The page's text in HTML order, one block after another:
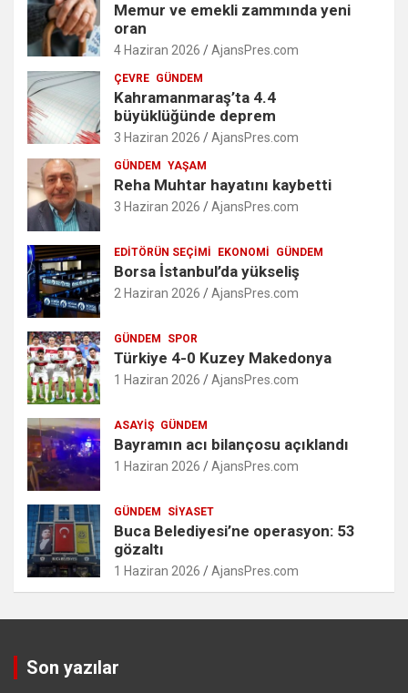
Memur ve emekli zammında yeni
oran
4 Haziran 2026 AjansPres.com
ÇEVRE GÜNDEM
Kahramanmaraş’ta 4.4
büyüklüğünde deprem
3 Haziran 2026 AjansPres.com
GÜNDEM YAŞAM
Reha Muhtar hayatını kaybetti
3 Haziran 2026 AjansPres.com
EDITÖRÜN SEÇIMI EKONOMI GÜNDEM
Borsa İstanbul’da yükseliş
2 Haziran 2026 AjansPres.com
GÜNDEM SPOR
Türkiye 4-0 Kuzey Makedonya
1 Haziran 2026 AjansPres.com
ASAYIŞ GÜNDEM
Bayramın acı bilançosu açıklandı
1 Haziran 2026 AjansPres.com
GÜNDEM SIYASET
Buca Belediyesi’ne operasyon: 53
gözaltı
1 Haziran 2026 AjansPres.com
Son yazılar